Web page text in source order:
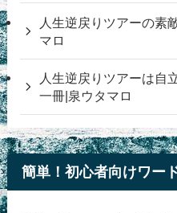
人生逆戻りツアーの素
マロ
人生逆戻りツアーは自
一冊|泉ウタマロ
簡単！初心者向けワー